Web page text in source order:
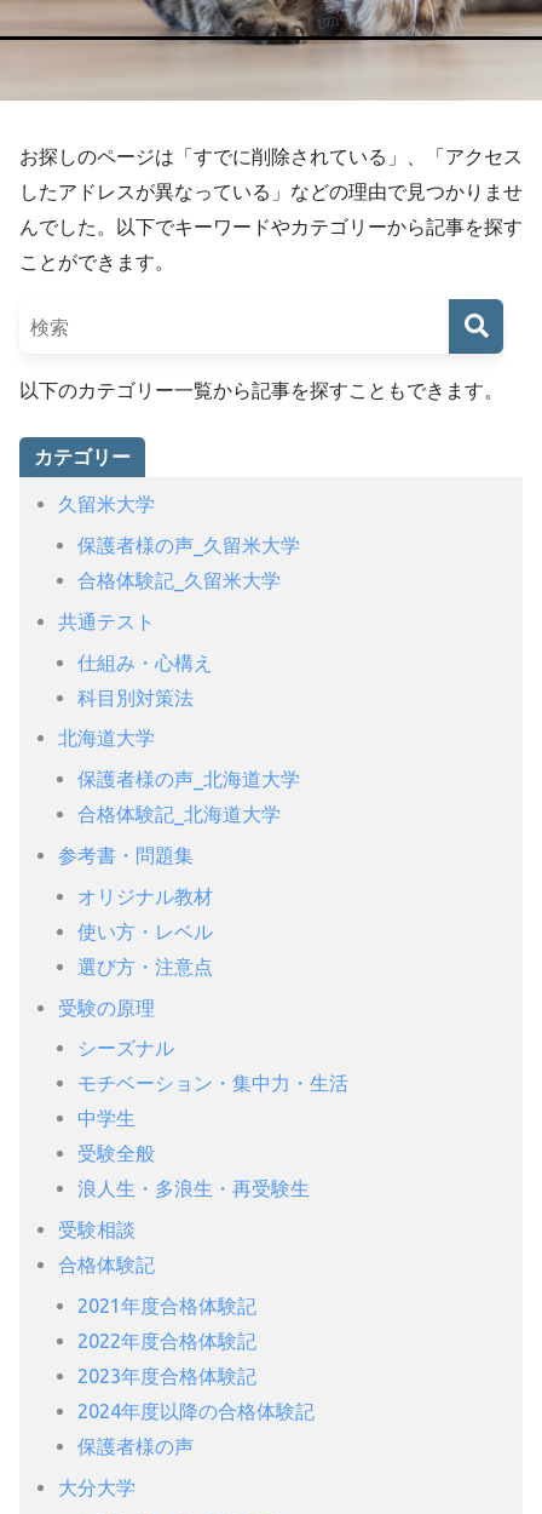
お探しのページは「すでに削除されている」、「アクセス
したアドレスが異なっている」などの理由で見つかりませ
んでした。以下でキーワードやカテゴリーから記事を探す
ことができます。
以下のカテゴリー一覧から記事を探すこともできます。
カテゴリー
久留米大学
保護者様の声_久留米大学
合格体験記_久留米大学
共通テスト
仕組み・心構え
科目別対策法
北海道大学
保護者様の声_北海道大学
合格体験記_北海道大学
参考書・問題集
オリジナル教材
使い方・レベル
選び方・注意点
受験の原理
シーズナル
モチベーション・集中力・生活
中学生
受験全般
浪人生・多浪生・再受験生
受験相談
合格体験記
2021年度合格体験記
2022年度合格体験記
2023年度合格体験記
2024年度以降の合格体験記
保護者様の声
大分大学